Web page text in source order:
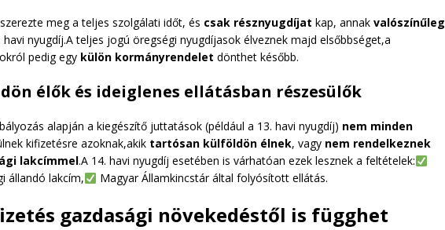
meg a teljes szolgálati időt, és csak résznyugdíjat kap, annak valószínűleg
havi nyugdíj.A teljes jogú öregségi nyugdíjasok élveznek majd elsőbbséget,a
pedig egy külön kormányrendelet dönthet később.
élők és ideiglenes ellátásban részesülők
alapján a kiegészítő juttatások (például a 13. havi nyugdíj) nem minden
kifizetésre azoknak,akik tartósan külföldön élnek, vagy nem rendelkeznek
lakcímmel.A 14. havi nyugdíj esetében is várhatóan ezek lesznek a feltételek:
állandó lakcím,
Magyar Államkincstár által folyósított ellátás.
gazdasági növekedéstől is függhet